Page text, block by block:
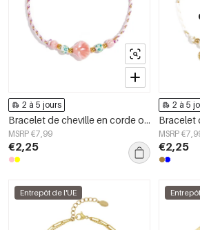
2 à 5 jours
Bracelet de cheville en corde orné de coquillages et de perles
MSRP €7,99
€2,25
2 à 5
MSRP
€2,25
Entrepôt de l'UE